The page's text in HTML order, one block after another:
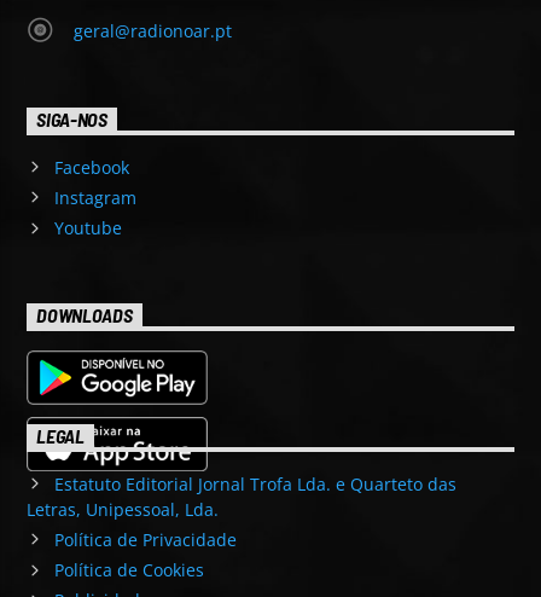
geral@radionoar.pt
SIGA-NOS
Facebook
Instagram
Youtube
DOWNLOADS
LEGAL
Estatuto Editorial Jornal Trofa Lda. e Quarteto das
Letras, Unipessoal, Lda.
Política de Privacidade
Política de Cookies